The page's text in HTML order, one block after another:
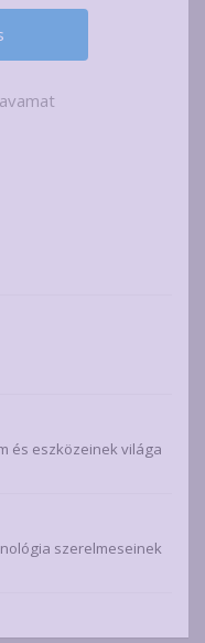
és eszközeinek világa
szerelmeseinek